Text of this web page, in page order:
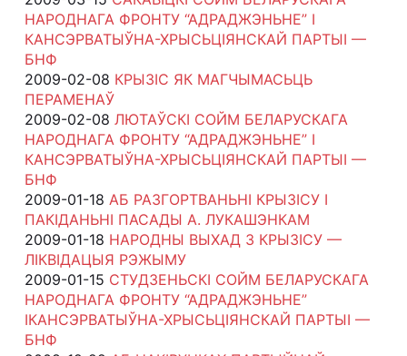
НАРОДНАГА ФРОНТУ “АДРАДЖЭНЬНЕ” І
КАНСЭРВАТЫЎНА-ХРЫСЬЦІЯНСКАЙ ПАРТЫІ —
БНФ
2009-02-08 КРЫЗІС ЯК МАГЧЫМАСЬЦЬ
ПЕРАМЕНАЎ
2009-02-08 ЛЮТАЎСКІ СОЙМ БЕЛАРУСКАГА
НАРОДНАГА ФРОНТУ “АДРАДЖЭНЬНЕ” І
КАНСЭРВАТЫЎНА-ХРЫСЬЦІЯНСКАЙ ПАРТЫІ —
БНФ
2009-01-18 АБ РАЗГОРТВАНЬНІ КРЫЗІСУ І
ПАКІДАНЬНІ ПАСАДЫ А. ЛУКАШЭНКАМ
2009-01-18 НАРОДНЫ ВЫХАД З КРЫЗІСУ —
ЛІКВІДАЦЫЯ РЭЖЫМУ
2009-01-15 СТУДЗЕНЬСКІ СОЙМ БЕЛАРУСКАГА
НАРОДНАГА ФРОНТУ “АДРАДЖЭНЬНЕ”
ІКАНСЭРВАТЫЎНА-ХРЫСЬЦІЯНСКАЙ ПАРТЫІ —
БНФ